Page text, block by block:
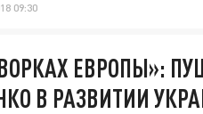
09:30
ЕВРОПЫ»:
В РАЗВИТИИ